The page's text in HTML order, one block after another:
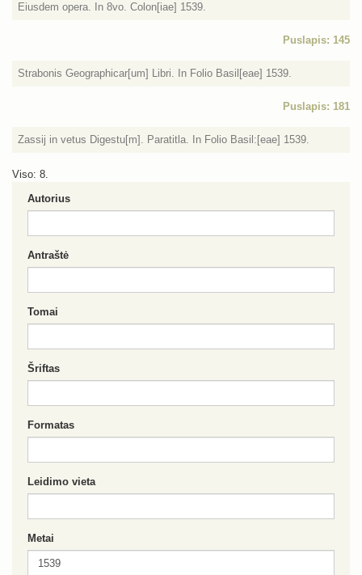
Eiusdem opera. In 8vo. Colon[iae] 1539.
Puslapis: 145
Strabonis Geographicar[um] Libri. In Folio Basil[eae] 1539.
Puslapis: 181
Zassij in vetus Digestu[m]. Paratitla. In Folio Basil:[eae] 1539.
Viso: 8.
Autorius
Antraštė
Tomai
Šriftas
Formatas
Leidimo vieta
Metai